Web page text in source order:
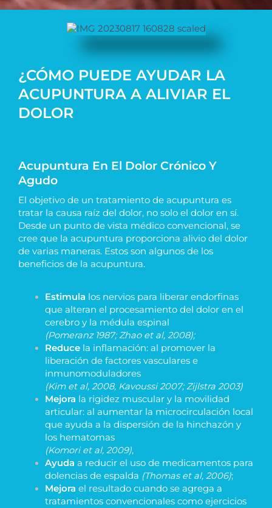
¿CÓMO PUEDE AYUDAR LA
ACUPUNTURA A ALIVIAR EL
DOLOR
Acupuntura En El Dolor Crónico Y
Agudo
El objetivo de un tratamiento de acupuntura es
tratar la causa raíz del dolor, no solo el dolor en sí.
Desde un punto de vista médico convencional, se
cree que la acupuntura proporciona alivio del dolor
de varias maneras. Estos son algunos de los
beneficios de la acupuntura.
Estimula los nervios para liberar endorfinas
que alteran el procesamiento del dolor en el
cerebro y la médula espinal
(Pomeranz 1987; Zhao et al, 2008);
Reduce la inflamación: al promover la
liberación de factores vasculares e
inmunomoduladores
(Kim et al, 2008, Kavoussi 2007; Zijlstra 2003)
Mejora la rigidez muscular y la movilidad
articular: al aumentar la microcirculación local
que ayuda a la dispersión de la hinchazón y
los hematomas
(Komori et al, 2009),
Ayuda a reducir el uso de medicamentos para
dolencias de espalda (Thomas et al, 2006);
Mejora el resultado cuando se agrega a
tratamientos convencionales como ejercicios